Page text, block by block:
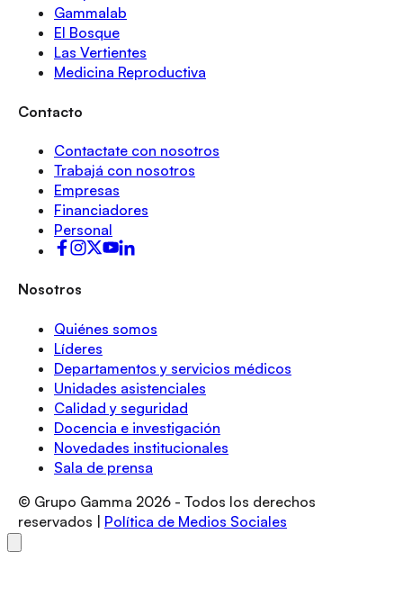
Gammalab
El Bosque
Las Vertientes
Medicina Reproductiva
Contacto
Contactate con nosotros
Trabajá con nosotros
Empresas
Financiadores
Personal
Nosotros
Quiénes somos
Líderes
Departamentos y servicios médicos
Unidades asistenciales
Calidad y seguridad
Docencia e investigación
Novedades institucionales
Sala de prensa
© Grupo Gamma 2026 - Todos los derechos
reservados | Política de Medios Sociales